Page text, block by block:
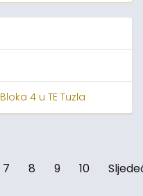
4 u TE Tuzla
7 8 9 10